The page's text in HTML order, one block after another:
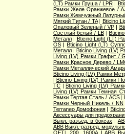
(LT) Рамки Груша / LPR|
Рамки Желе Оранжевое /
Рамки Жемчужный
Мягкий Титан / TA| Bticino
Опаловый Зеленый / VP|
Светлый белый / LB|
Металл| Bticino Light (LT)
OS| Bticino Light (LT)
Металл|Bticino Living (LV)
Living (LV) Рамки Графит /
Рамки Красное Дерево /
Рамки Металлический
Bticino Living (LV) Рамки
|Bticino Living (LV) Рамки
TC|Bticino Living (LV)
Living (LV) Рамки Темная
Рамки Тертая Сталь / ACS|
Рамки Черный Никель / NN
Terraneo Домофония|
Аксессуары для
Выкл.-разъед. в боксах |
ABB Выкл.-разъед.
OETL 200...1600A| ABB